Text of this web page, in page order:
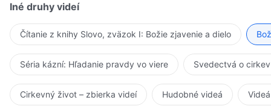
Iné druhy videí
Čítanie z knihy Slovo, zväzok I: Božie zjavenie a dielo
Séria kázní: Hľadanie pravdy vo viere Svedectvá o
Cirkevný život – zbierka videí Hudobné videá